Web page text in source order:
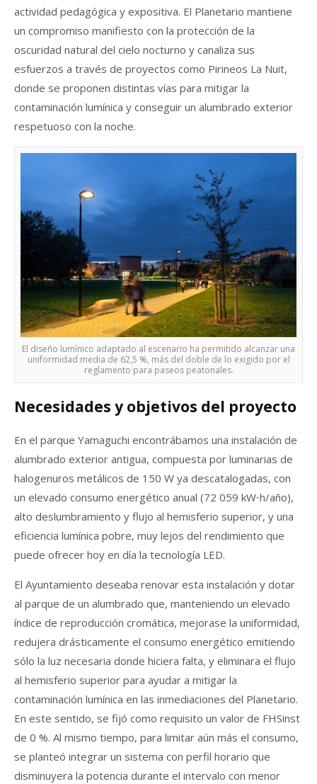
actividad pedagógica y expositiva. El Planetario mantiene
un compromiso manifiesto con la protección de la
oscuridad natural del cielo nocturno y canaliza sus
esfuerzos a través de proyectos como Pirineos La Nuit,
donde se proponen distintas vías para mitigar la
contaminación lumínica y conseguir un alumbrado exterior
respetuoso con la noche.
El diseño lumínico adaptado al escenario ha permitido alcanzar una
uniformidad media de 62,5 %, más del doble de lo exigido por el
reglamento para paseos peatonales.
Necesidades y objetivos del proyecto
En el parque Yamaguchi encontrábamos una instalación de
alumbrado exterior antigua, compuesta por luminarias de
halogenuros metálicos de 150 W ya descatalogadas, con
un elevado consumo energético anual (72 059 kW⋅h/año),
alto deslumbramiento y flujo al hemisferio superior, y una
eficiencia lumínica pobre, muy lejos del rendimiento que
puede ofrecer hoy en día la tecnología LED.
El Ayuntamiento deseaba renovar esta instalación y dotar
al parque de un alumbrado que, manteniendo un elevado
índice de reproducción cromática, mejorase la uniformidad,
redujera drásticamente el consumo energético emitiendo
sólo la luz necesaria donde hiciera falta, y eliminara el flujo
al hemisferio superior para ayudar a mitigar la
contaminación lumínica en las inmediaciones del Planetario.
En este sentido, se fijó como requisito un valor de FHSinst
de 0 %. Al mismo tiempo, para limitar aún más el consumo,
se planteó integrar un sistema con perfil horario que
disminuyera la potencia durante el intervalo con menor